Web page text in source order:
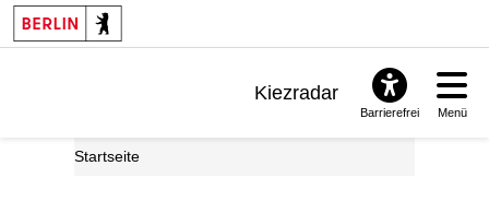
Kiezradar
Barrierefrei Menü
Startseite